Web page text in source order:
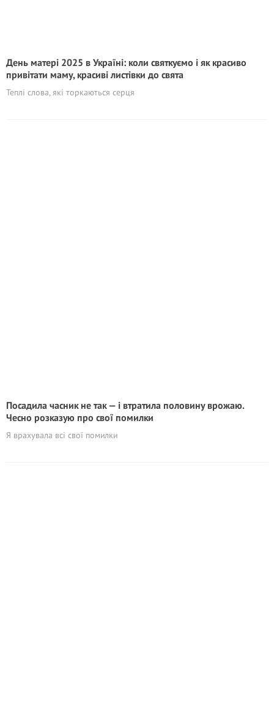
День матері 2025 в Україні: коли святкуємо і як красиво
привітати маму, красиві листівки до свята
Теплі слова, які торкаються серця
Посадила часник не так — і втратила половину врожаю.
Чесно розказую про свої помилки
Я врахувала всі свої помилки